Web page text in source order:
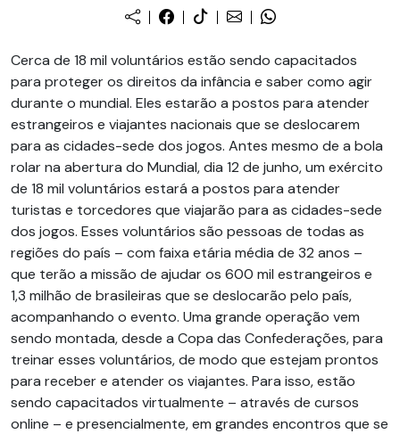
Cerca de 18 mil voluntários estão sendo capacitados
para proteger os direitos da infância e saber como agir
durante o mundial. Eles estarão a postos para atender
estrangeiros e viajantes nacionais que se deslocarem
para as cidades-sede dos jogos. Antes mesmo de a bola
rolar na abertura do Mundial, dia 12 de junho, um exército
de 18 mil voluntários estará a postos para atender
turistas e torcedores que viajarão para as cidades-sede
dos jogos. Esses voluntários são pessoas de todas as
regiões do país – com faixa etária média de 32 anos –
que terão a missão de ajudar os 600 mil estrangeiros e
1,3 milhão de brasileiras que se deslocarão pelo país,
acompanhando o evento. Uma grande operação vem
sendo montada, desde a Copa das Confederações, para
treinar esses voluntários, de modo que estejam prontos
para receber e atender os viajantes. Para isso, estão
sendo capacitados virtualmente – através de cursos
online – e presencialmente, em grandes encontros que se